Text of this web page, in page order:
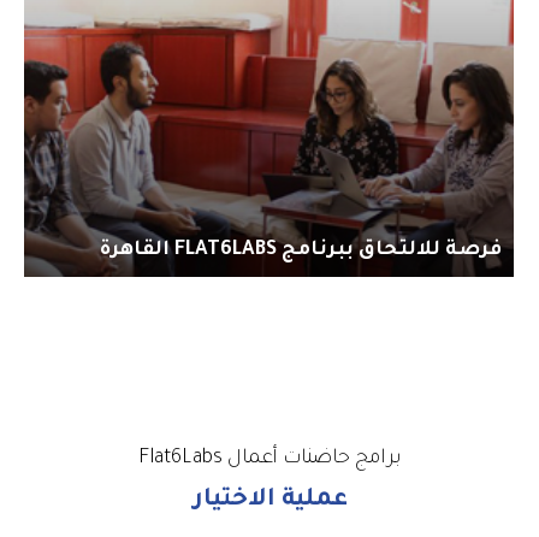
فرصة للالتحاق ببرنامج FLAT6LABS القاهرة
برامج حاضنات أعمال Flat6Labs
عملية الاختيار